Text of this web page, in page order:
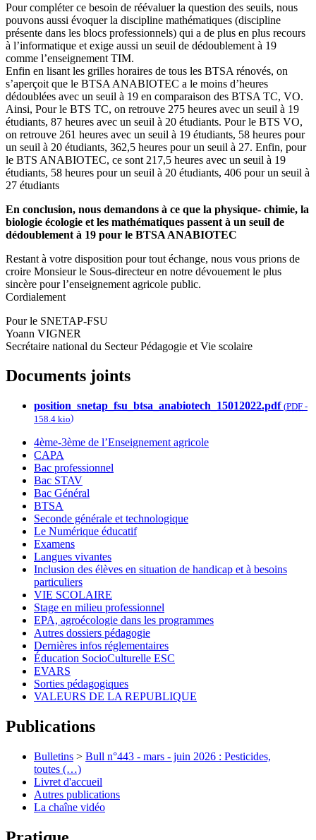
Pour compléter ce besoin de réévaluer la question des seuils, nous
pouvons aussi évoquer la discipline mathématiques (discipline
présente dans les blocs professionnels) qui a de plus en plus recours
à l’informatique et exige aussi un seuil de dédoublement à 19
comme l’enseignement TIM.
Enfin en lisant les grilles horaires de tous les BTSA rénovés, on
s’aperçoit que le BTSA ANABIOTEC a le moins d’heures
dédoublées avec un seuil à 19 en comparaison des BTSA TC, VO.
Ainsi, Pour le BTS TC, on retrouve 275 heures avec un seuil à 19
étudiants, 87 heures avec un seuil à 20 étudiants. Pour le BTS VO,
on retrouve 261 heures avec un seuil à 19 étudiants, 58 heures pour
un seuil à 20 étudiants, 362,5 heures pour un seuil à 27. Enfin, pour
le BTS ANABIOTEC, ce sont 217,5 heures avec un seuil à 19
étudiants, 58 heures pour un seuil à 20 étudiants, 406 pour un seuil à
27 étudiants
En conclusion, nous demandons à ce que la physique- chimie, la
biologie écologie et les mathématiques passent à un seuil de
dédoublement à 19 pour le BTSA ANABIOTEC
Restant à votre disposition pour tout échange, nous vous prions de
croire Monsieur le Sous-directeur en notre dévouement le plus
sincère pour l’enseignement agricole public.
Cordialement
Pour le SNETAP-FSU
Yoann VIGNER
Secrétaire national du Secteur Pédagogie et Vie scolaire
Documents joints
position_snetap_fsu_btsa_anabiotech_15012022.pdf (PDF -
158.4 kio)
4ème-3ème de l’Enseignement agricole
CAPA
Bac professionnel
Bac STAV
Bac Général
BTSA
Seconde générale et technologique
Le Numérique éducatif
Examens
Langues vivantes
Inclusion des élèves en situation de handicap et à besoins
particuliers
VIE SCOLAIRE
Stage en milieu professionnel
EPA, agroécologie dans les programmes
Autres dossiers pédagogie
Dernières infos réglementaires
Éducation SocioCulturelle ESC
EVARS
Sorties pédagogiques
VALEURS DE LA REPUBLIQUE
Publications
Bulletins > Bull n°443 - mars - juin 2026 : Pesticides,
toutes (…)
Livret d'accueil
Autres publications
La chaîne vidéo